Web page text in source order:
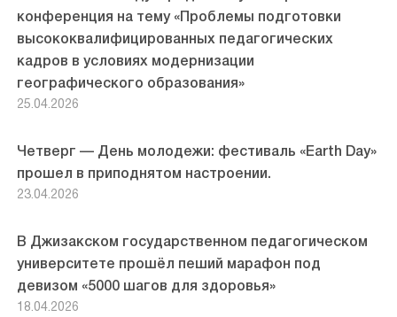
конференция на тему «Проблемы подготовки
высококвалифицированных педагогических
кадров в условиях модернизации
географического образования»
25.04.2026
Четверг — День молодежи: фестиваль «Earth Day»
прошел в приподнятом настроении.
23.04.2026
В Джизакском государственном педагогическом
университете прошёл пеший марафон под
девизом «5000 шагов для здоровья»
18.04.2026